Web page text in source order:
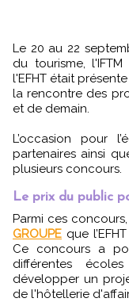
Le 20 au 22
du tourisme,
l'EFHT était
la rencontre des
et de demain.
L’occasion pour
partenaires ainsi
plusieurs concours.
Le prix du public
Parmi ces
GROUPE que
Ce concours a
différentes
développer un
de l'hôtellerie